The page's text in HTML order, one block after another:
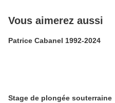
Vous aimerez aussi
Patrice Cabanel 1992-2024
Stage de plongée souterraine